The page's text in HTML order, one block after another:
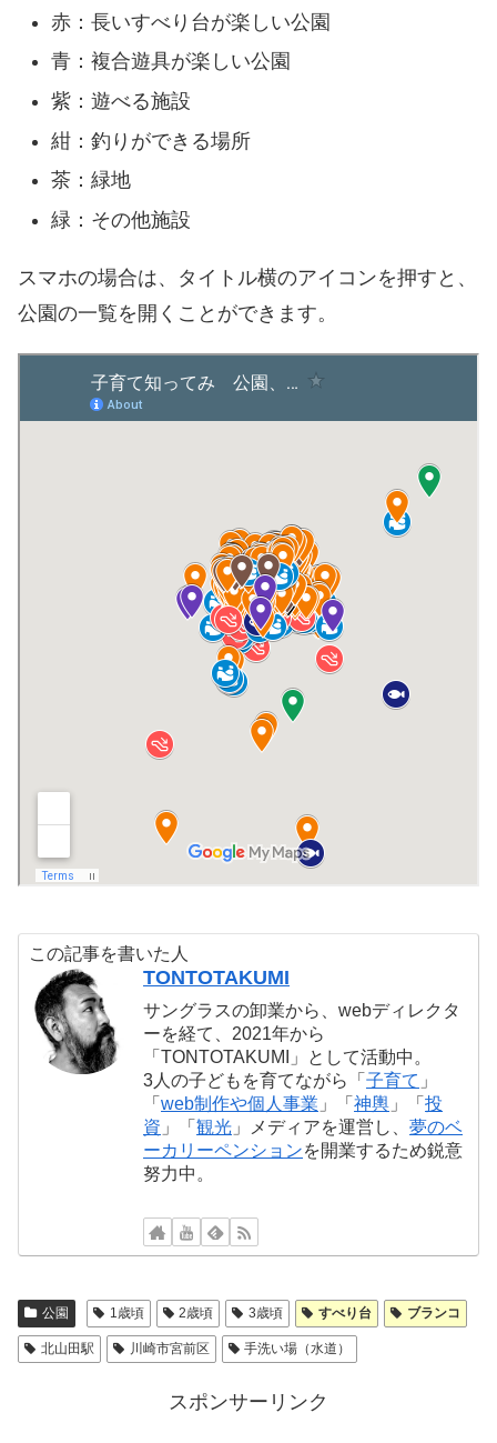
赤：長いすべり台が楽しい公園
青：複合遊具が楽しい公園
紫：遊べる施設
紺：釣りができる場所
茶：緑地
緑：その他施設
スマホの場合は、タイトル横のアイコンを押すと、
公園の一覧を開くことができます。
この記事を書いた人
TONTOTAKUMI
サングラスの卸業から、webディレクタ
ーを経て、2021年から
「TONTOTAKUMI」として活動中。
3人の子どもを育てながら「子育て 」
「web制作や個人事業 」「神輿 」「投
資 」「観光 」メディアを運営し、夢のベ
ーカリーペンションを開業するため鋭意
努力中。
公園 1歳頃 2歳頃 3歳頃 すべり台 ブランコ
北山田駅 川崎市宮前区 手洗い場（水道）
スポンサーリンク